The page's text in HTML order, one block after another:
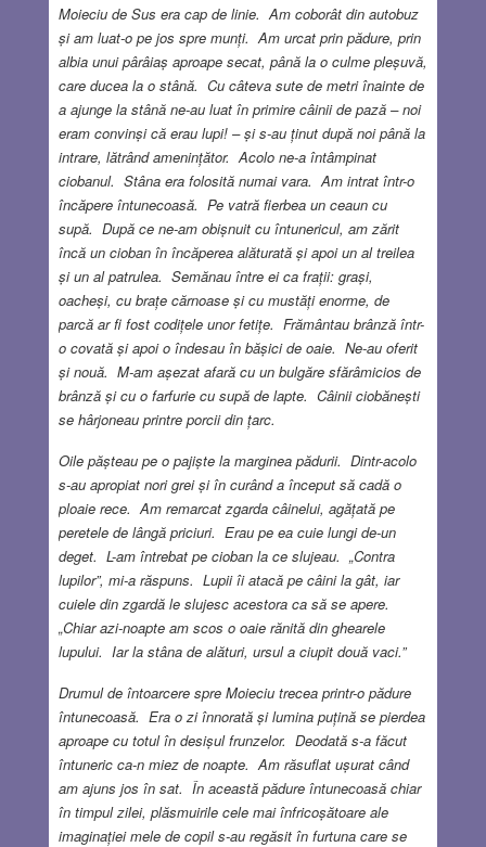
Moieciu de Sus era cap de linie. Am coborât din autobuz
și am luat-o pe jos spre munți. Am urcat prin pădure, prin
albia unui pârâiaș aproape secat, până la o culme pleșuvă,
care ducea la o stână. Cu câteva sute de metri înainte de
a ajunge la stână ne-au luat în primire câinii de pază – noi
eram convinși că erau lupi! – și s-au ținut după noi până la
intrare, lătrând amenințător. Acolo ne-a întâmpinat
ciobanul. Stâna era folosită numai vara. Am intrat într-o
încăpere întunecoasă. Pe vatră fierbea un ceaun cu
supă. După ce ne-am obișnuit cu întunericul, am zărit
încă un cioban în încăperea alăturată și apoi un al treilea
și un al patrulea. Semănau între ei ca frații: grași,
oacheși, cu brațe cărnoase și cu mustăți enorme, de
parcă ar fi fost codițele unor fetițe. Frământau brânză într-
o covată și apoi o îndesau în bășici de oaie. Ne-au oferit
și nouă. M-am așezat afară cu un bulgăre sfărâmicios de
brânză și cu o farfurie cu supă de lapte. Câinii ciobănești
se hârjoneau printre porcii din țarc.
Oile pășteau pe o pajiște la marginea pădurii. Dintr-acolo
s-au apropiat nori grei și în curând a început să cadă o
ploaie rece. Am remarcat zgarda câinelui, agățată pe
peretele de lângă priciuri. Erau pe ea cuie lungi de-un
deget. L-am întrebat pe cioban la ce slujeau. „Contra
lupilor”, mi-a răspuns. Lupii îi atacă pe câini la gât, iar
cuiele din zgardă le slujesc acestora ca să se apere.
„Chiar azi-noapte am scos o oaie rănită din ghearele
lupului. Iar la stâna de alături, ursul a ciupit două vaci.”
Drumul de întoarcere spre Moieciu trecea printr-o pădure
întunecoasă. Era o zi înnorată și lumina puțină se pierdea
aproape cu totul în desișul frunzelor. Deodată s-a făcut
întuneric ca-n miez de noapte. Am răsuflat ușurat când
am ajuns jos în sat. În această pădure întunecoasă chiar
în timpul zilei, plăsmuirile cele mai înfricoșătoare ale
imaginației mele de copil s-au regăsit în furtuna care se